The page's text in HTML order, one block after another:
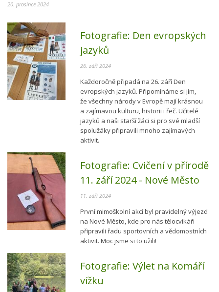
20. prosince 2024
Fotografie: Den evropských
jazyků
26. září 2024
Každoročně připadá na 26. září Den
evropských jazyků. Připomínáme si jím,
že všechny národy v Evropě mají krásnou
a zajímavou kulturu, historii i řeč. Učitelé
jazyků a naši starší žáci si pro své mladší
spolužáky připravili mnoho zajímavých
aktivit.
Fotografie: Cvičení v přírodě
11. září 2024 - Nové Město
11. září 2024
První mimoškolní akcí byl pravidelný výjezd
na Nové Město, kde pro nás tělocvikáři
připravili řadu sportovních a vědomostních
aktivit. Moc jsme si to užili!
Fotografie: Výlet na Komáří
vížku